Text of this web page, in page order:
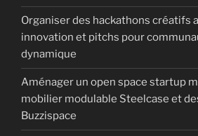
Organiser des hackathons créatifs
innovation et pitchs pour
dynamique
Aménager un open space startup
mobilier modulable Steelcase et
Buzzispace